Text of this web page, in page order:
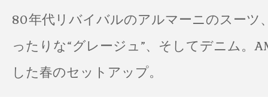
80年代リバイバルのアルマーニのスーツ
ったりな“グレージュ”、そしてデニム。
した春のセットアップ。